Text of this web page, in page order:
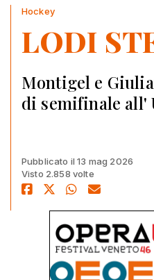
Hockey
LODI
Montigel e
di semifinale all'
Pubblicato il 13 mag 2026
Visto 2.858 volte